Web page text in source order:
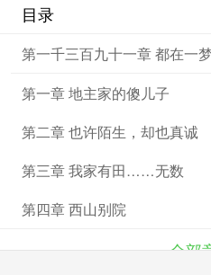
嫁。然而，树大招风，荒人
过就是想安安稳稳地当个逍遥
目录
第一千三百九十一章 都在一
第一章 地主家的傻儿子
第二章 也许陌生，却也真诚
第三章 我家有田……无数
第四章 西山别院
全部